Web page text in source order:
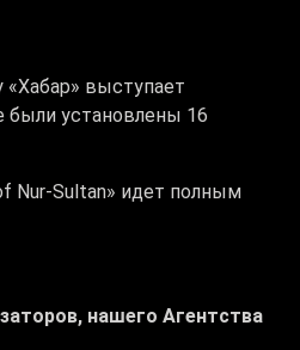
выступает
были установлены 16
Nur-Sultan» идет полным
нашего Агентства